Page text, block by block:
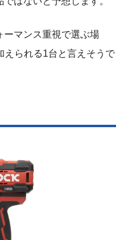
ーマンス重視で選ぶ場
えられる1台と言えそうで